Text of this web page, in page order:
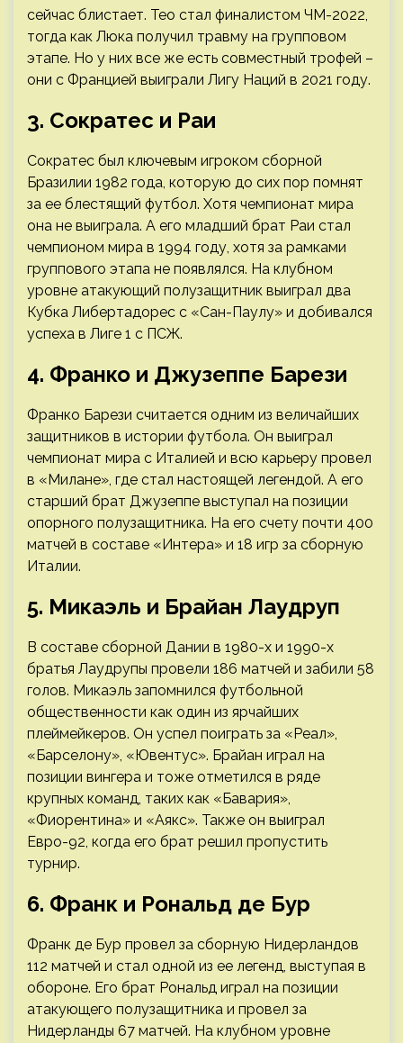
сейчас блистает. Тео стал финалистом ЧМ-2022,
тогда как Люка получил травму на групповом
этапе. Но у них все же есть совместный трофей –
они с Францией выиграли Лигу Наций в 2021 году.
3. Сократес и Раи
Сократес был ключевым игроком сборной
Бразилии 1982 года, которую до сих пор помнят
за ее блестящий футбол. Хотя чемпионат мира
она не выиграла. А его младший брат Раи стал
чемпионом мира в 1994 году, хотя за рамками
группового этапа не появлялся. На клубном
уровне атакующий полузащитник выиграл два
Кубка Либертадорес с «Сан-Паулу» и добивался
успеха в Лиге 1 с ПСЖ.
4. Франко и Джузеппе Барези
Франко Барези считается одним из величайших
защитников в истории футбола. Он выиграл
чемпионат мира с Италией и всю карьеру провел
в «Милане», где стал настоящей легендой. А его
старший брат Джузеппе выступал на позиции
опорного полузащитника. На его счету почти 400
матчей в составе «Интера» и 18 игр за сборную
Италии.
5. Микаэль и Брайан Лаудруп
В составе сборной Дании в 1980-х и 1990-х
братья Лаудрупы провели 186 матчей и забили 58
голов. Микаэль запомнился футбольной
общественности как один из ярчайших
плеймейкеров. Он успел поиграть за «Реал»,
«Барселону», «Ювентус». Брайан играл на
позиции вингера и тоже отметился в ряде
крупных команд, таких как «Бавария»,
«Фиорентина» и «Аякс». Также он выиграл
Евро-92, когда его брат решил пропустить
турнир.
6. Франк и Рональд де Бур
Франк де Бур провел за сборную Нидерландов
112 матчей и стал одной из ее легенд, выступая в
обороне. Его брат Рональд играл на позиции
атакующего полузащитника и провел за
Нидерланды 67 матчей. На клубном уровне